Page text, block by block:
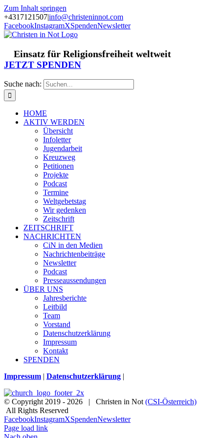
Zum Inhalt springen
+4317121507|info@christeninnot.com
FacebookInstagramXSpendenNewsletter
Einsatz für Religionsfreiheit weltweit
JETZT SPENDEN
Suche nach:
HOME
AKTIV WERDEN
Übersicht
Infoletter
Jugendarbeit
Kreuzweg
Petitionen
Projekte
Podcast
Termine
Weltgebetstag
Wir gedenken
Zeitschrift
ZEITSCHRIFT
NACHRICHTEN
CiN in den Medien
Nachrichtenbeiträge
Newsletter
Podcast
Presseaussendungen
ÜBER UNS
Jahresberichte
Leitbild
Team
Vorstand
Datenschutzerklärung
Impressum
Kontakt
SPENDEN
Impressum | Datenschutzerklärung |
© Copyright 2019 - 2026 | Christen in Not(CSI-Österreich)
All Rights Reserved
FacebookInstagramXSpendenNewsletter
Page load link